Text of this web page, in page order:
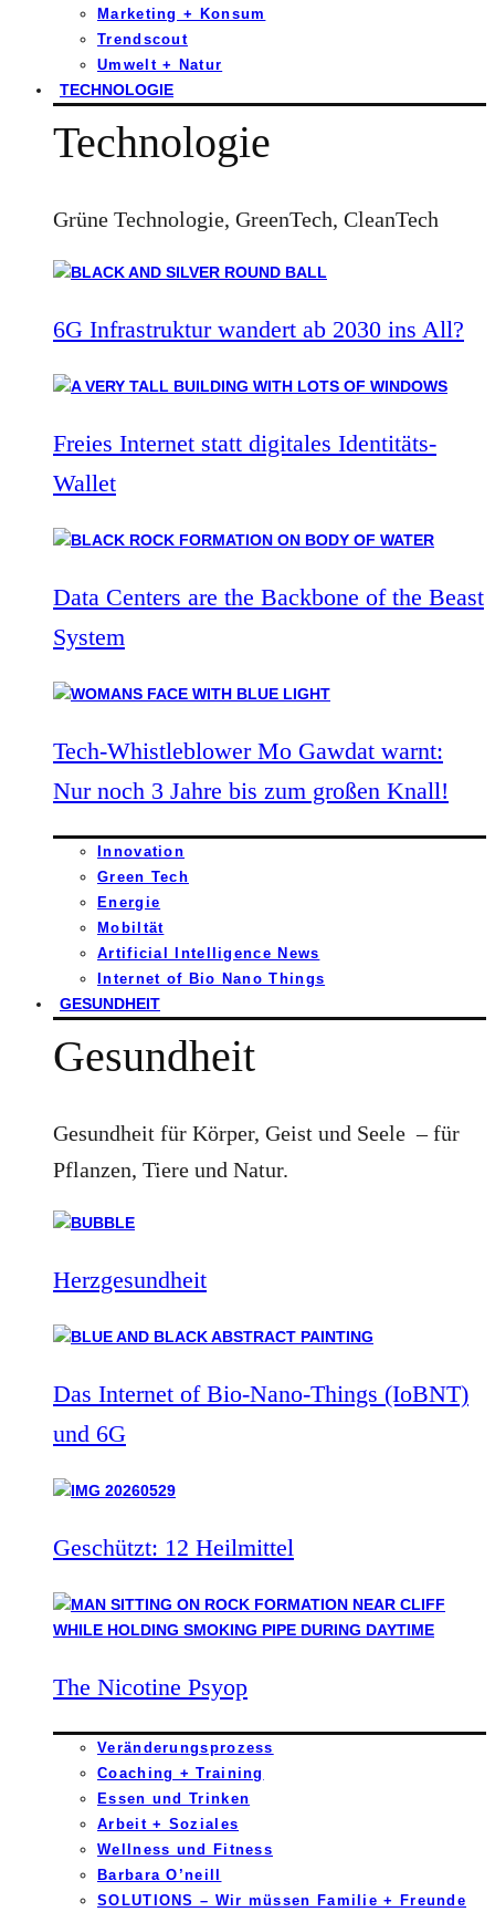
Marketing + Konsum
Trendscout
Umwelt + Natur
TECHNOLOGIE
Technologie
Grüne Technologie, GreenTech, CleanTech
6G Infrastruktur wandert ab 2030 ins All?
Freies Internet statt digitales Identitäts-
Wallet
Data Centers are the Backbone of the Beast
System
Tech-Whistleblower Mo Gawdat warnt:
Nur noch 3 Jahre bis zum großen Knall!
Innovation
Green Tech
Energie
Mobiltät
Artificial Intelligence News
Internet of Bio Nano Things
GESUNDHEIT
Gesundheit
Gesundheit für Körper, Geist und Seele – für
Pflanzen, Tiere und Natur.
Herzgesundheit
Das Internet of Bio-Nano-Things (IoBNT)
und 6G
Geschützt: 12 Heilmittel
The Nicotine Psyop
Veränderungsprozess
Coaching + Training
Essen und Trinken
Arbeit + Soziales
Wellness und Fitness
Barbara O’neill
SOLUTIONS – Wir müssen Familie + Freunde